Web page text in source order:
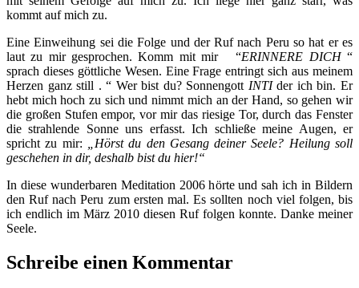
kommt auf mich zu.
Eine Einweihung sei die Folge und der Ruf nach Peru so hat er es
laut zu mir gesprochen. Komm mit mir “ERINNERE DICH“
sprach dieses göttliche Wesen. Eine Frage entringt sich aus meinem
Herzen ganz still . “ Wer bist du? Sonnengott INTIder ich bin. Er
hebt mich hoch zu sich und nimmt mich an der Hand, so gehen wir
die großen Stufen empor, vor mir das riesige Tor, durch das Fenster
die strahlende Sonne uns erfasst. Ich schließe meine Augen, er
spricht zu mir: „Hörst du den Gesang deiner Seele? Heilung soll
geschehen in dir, deshalb bist du hier!“
In diese wunderbaren Meditation 2006 hörte und sah ich in Bildern
den Ruf nach Peru zum ersten mal. Es sollten noch viel folgen, bis
ich endlich im März 2010 diesen Ruf folgen konnte. Danke meiner
Seele.
Schreibe einen Kommentar